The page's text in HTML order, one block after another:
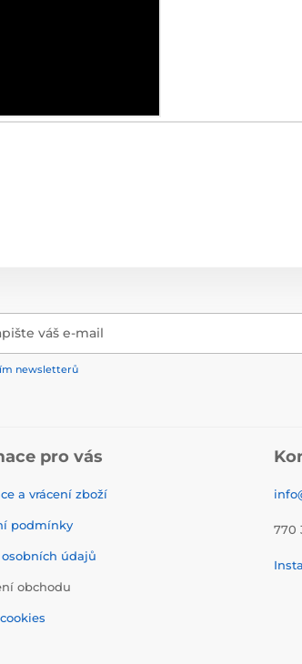
váš e-mail
newsletterů
pro vás
a vrácení zboží
podmínky
osobních údajů
obchodu
770